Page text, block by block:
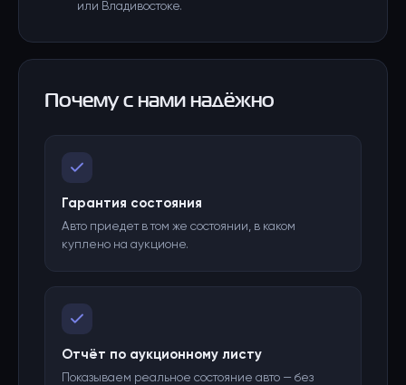
или Владивостоке.
Почему с нами надёжно
Гарантия состояния
Авто приедет в том же состоянии, в каком
куплено на аукционе.
Отчёт по аукционному листу
Показываем реальное состояние авто — без